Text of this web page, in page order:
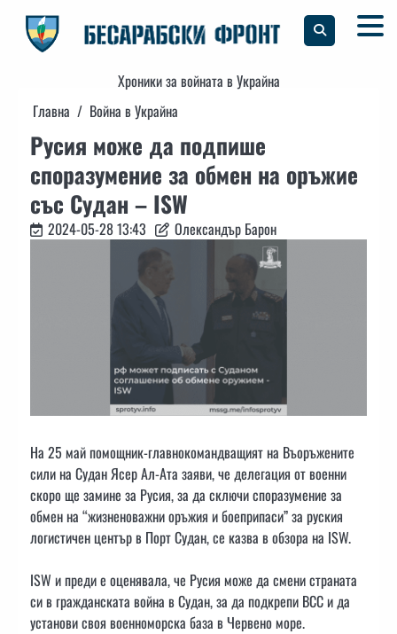
content
Хроники за войната в Украйна
Главна
Война в Украйна
Русия може да подпише
споразумение за обмен на оръжие
със Судан – ISW
2024-05-28 13:43 Олександър Барон
На 25 май помощник-главнокомандващият на Въоръжените
сили на Судан Ясер Ал-Ата заяви, че делегация от военни
скоро ще замине за Русия, за да сключи споразумение за
обмен на “жизненоважни оръжия и боеприпаси” за руския
логистичен център в Порт Судан, се казва в обзора на ISW.
ISW и преди е оценявала, че Русия може да смени страната
си в гражданската война в Судан, за да подкрепи ВСС и да
установи своя военноморска база в Червено море.